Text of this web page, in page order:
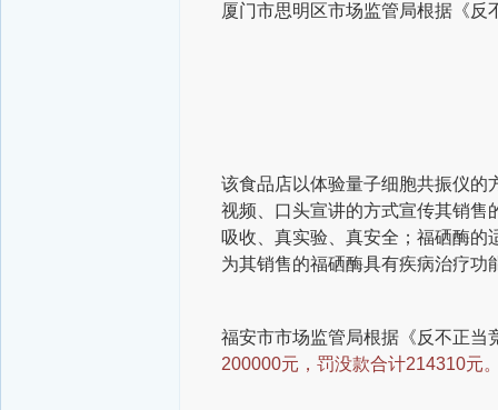
厦门市思明区市场监管局根据《
该食品店以体验量子细胞共振仪的
视频、口头宣讲的方式宣传其销售
吸收、真实验、真安全；福硒酶
为其销售的福硒酶具有疾病治疗功
福安市市场监管局根据《反不正当
200000元，罚没款合计214310元